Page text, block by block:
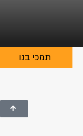
תמכי בנו